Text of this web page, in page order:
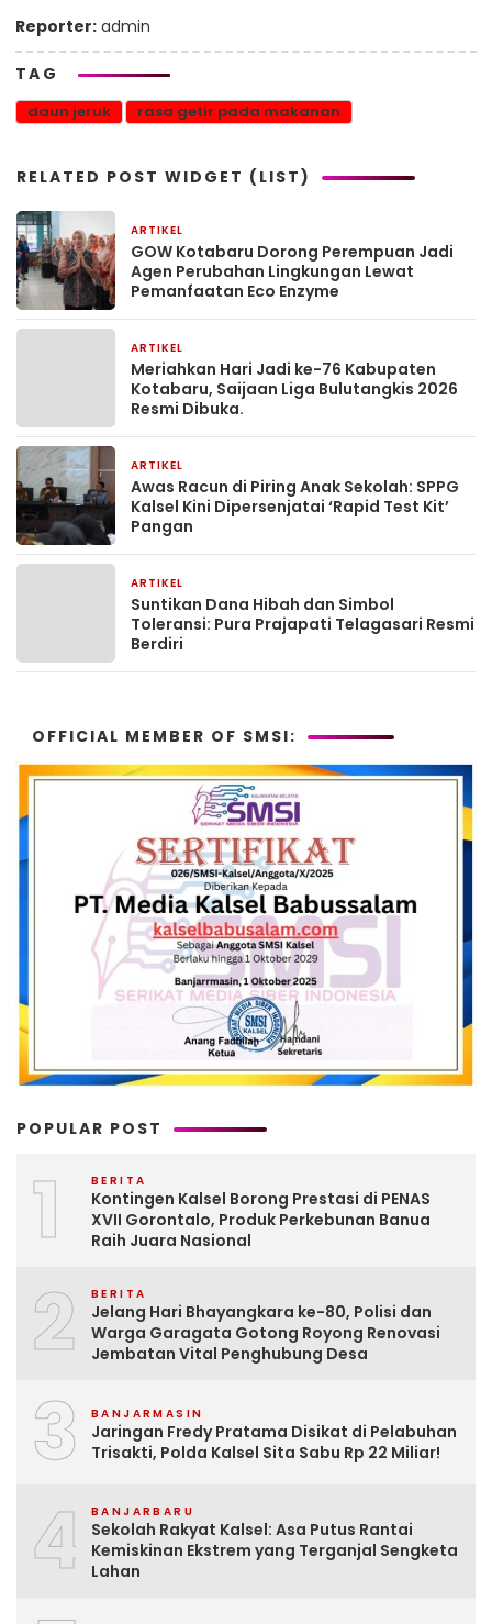
Reporter: admin
TAG
daun jeruk rasa getir pada makanan
RELATED POST WIDGET (LIST)
ARTIKEL
GOW Kotabaru Dorong Perempuan Jadi
Agen Perubahan Lingkungan Lewat
Pemanfaatan Eco Enzyme
ARTIKEL
Meriahkan Hari Jadi ke-76 Kabupaten
Kotabaru, Saijaan Liga Bulutangkis 2026
Resmi Dibuka.
ARTIKEL
Awas Racun di Piring Anak Sekolah: SPPG
Kalsel Kini Dipersenjatai ‘Rapid Test Kit’
Pangan
ARTIKEL
Suntikan Dana Hibah dan Simbol
Toleransi: Pura Prajapati Telagasari Resmi
Berdiri
OFFICIAL MEMBER OF SMSI:
POPULAR POST
1 BERITA
Kontingen Kalsel Borong Prestasi di PENAS
XVII Gorontalo, Produk Perkebunan Banua
Raih Juara Nasional
2 BERITA
Jelang Hari Bhayangkara ke-80, Polisi dan
Warga Garagata Gotong Royong Renovasi
Jembatan Vital Penghubung Desa
3 BANJARMASIN
Jaringan Fredy Pratama Disikat di Pelabuhan
Trisakti, Polda Kalsel Sita Sabu Rp 22 Miliar!
4 BANJARBARU
Sekolah Rakyat Kalsel: Asa Putus Rantai
Kemiskinan Ekstrem yang Terganjal Sengketa
Lahan